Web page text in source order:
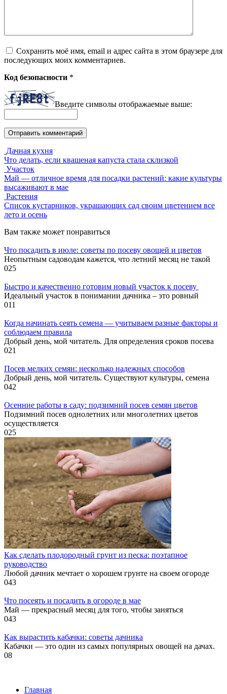
Сохранить моё имя, email и адрес сайта в этом браузере для
последующих моих комментариев.
Код безопасности *
Введите символы отображаемые выше:
Дачная кухня
Что делать, если квашеная капуста стала склизкой
Участок
Май — отличное время для посадки растений: какие культуры
высаживают в мае
Растения
Список кустарников, украшающих сад своим цветением все
лето и осень
Вам также может понравиться
Что посадить в июле: советы по посеву овощей и цветов
Неопытным садоводам кажется, что летний месяц не такой
025
Быстро и качественно готовим новый участок к посеву
Идеальный участок в понимании дачника – это ровный
011
Когда начинать сеять семена — учитываем разные факторы и
соблюдаем правила
Добрый день, мой читатель. Для определения сроков посева
021
Посев мелких семян: несколько надежных способов
Добрый день, мой читатель. Существуют культуры, семена
042
Осенние работы в саду: подзимний посев семян цветов
Подзимний посев однолетних или многолетних цветов
осуществляется
025
Как сделать плодородный грунт из песка: поэтапное
руководство
Любой дачник мечтает о хорошем грунте на своем огороде
043
Что посеять и посадить в огороде в мае
Май — прекрасный месяц для того, чтобы заняться
043
Как вырастить кабачки: советы дачника
Кабачки — это один из самых популярных овощей на дачах.
08
Главная